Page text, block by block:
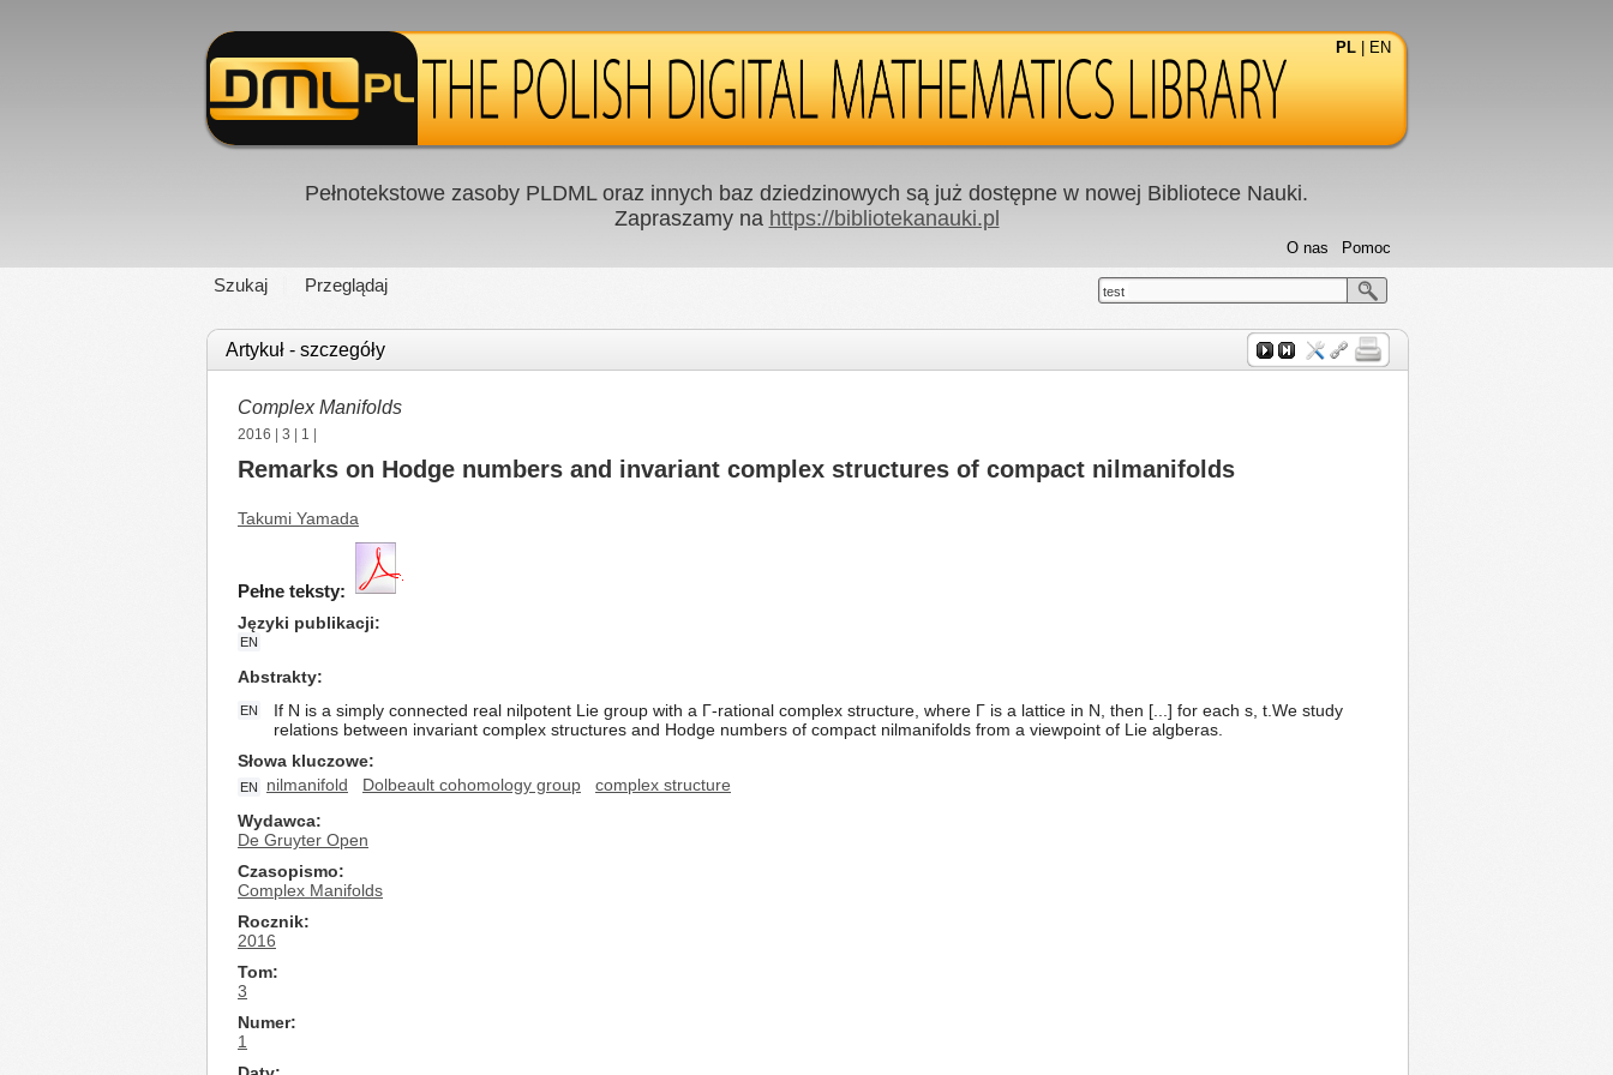
PL EN
Pełnotekstowe zasoby PLDML oraz innych baz dziedzinowych są już dostępne w nowej Bibliotece Nauki.
Zapraszamy na https://bibliotekanauki.pl
Szukaj Przeglądaj
Pomoc
O nas
test
Artykuł - szczegóły
Complex Manifolds
2016 3 1
Remarks on Hodge numbers and invariant complex structures of compact nilmanifolds
Takumi Yamada
Pełne teksty:
Języki publikacji
EN
Abstrakty
EN
If N is a simply connected real nilpotent Lie group with a Γ-rational complex structure, where Γ is a lattice in N, then [...] for each s, t.We study
relations between invariant complex structures and Hodge numbers of compact nilmanifolds from a viewpoint of Lie algberas.
Słowa kluczowe
EN nilmanifold Dolbeault cohomology group
complex structure
Wydawca
De Gruyter Open
Czasopismo
Complex Manifolds
Rocznik
2016
Tom
3
Numer
1